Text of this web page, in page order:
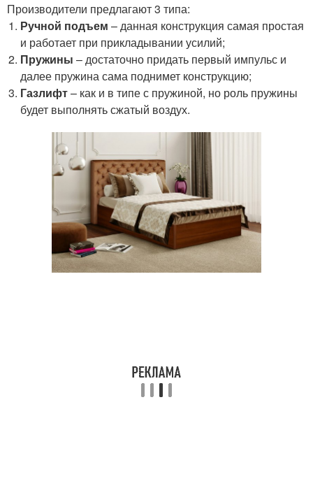
Производители предлагают 3 типа:
Ручной подъем – данная конструкция самая простая
и работает при прикладывании усилий;
Пружины – достаточно придать первый импульс и
далее пружина сама поднимет конструкцию;
Газлифт– как и в типе с пружиной, но роль пружины
будет выполнять сжатый воздух.